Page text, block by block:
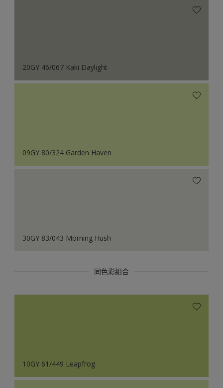
20GY 46/067 Kaki Daylight
09GY 80/324 Garden Haven
30GY 83/043 Morning Hush
同色彩組合
10GY 61/449 Leapfrog